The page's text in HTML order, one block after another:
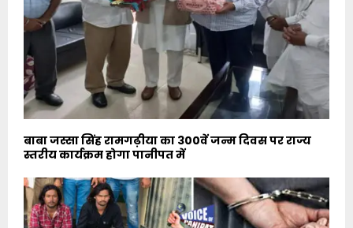
बाबा जस्सा सिंह रामगढ़ीया का 300वें जन्म दिवस पर राज्य
स्तरीय कार्यक्रम होगा पानीपत में